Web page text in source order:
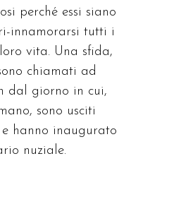
perché essi siano
innamorarsi tutti i
vita. Una sfida,
chiamati ad
dal giorno in cui,
sono usciti
hanno inaugurato
nuziale.